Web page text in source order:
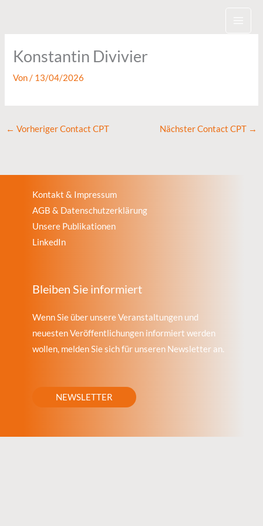
Konstantin Divivier
Von/ 13/04/2026
← Vorheriger Contact CPT Nächster Contact CPT →
Kontakt & Impressum
AGB & Datenschutzerklärung
Unsere Publikationen
LinkedIn
Bleiben Sie informiert
Wenn Sie über unsere Veranstaltungen und
neuesten Veröffentlichungen informiert werden
wollen, melden Sie sich für unseren Newsletter an.
NEWSLETTER